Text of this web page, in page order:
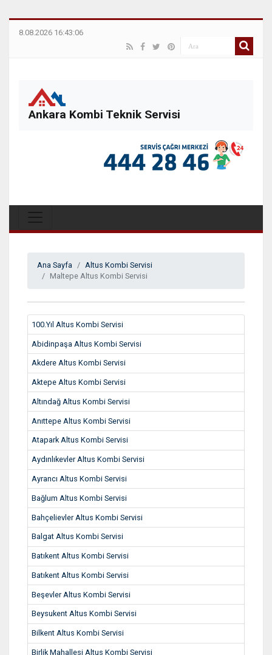
8.08.2026 16:43:06
Ankara Kombi Teknik Servisi
Ana Sayfa
Altus Kombi Servisi
Maltepe Altus Kombi Servisi
100.Yıl Altus Kombi Servisi
Abidinpaşa Altus Kombi Servisi
Akdere Altus Kombi Servisi
Aktepe Altus Kombi Servisi
Altındağ Altus Kombi Servisi
Anıttepe Altus Kombi Servisi
Atapark Altus Kombi Servisi
Aydınlıkevler Altus Kombi Servisi
Ayrancı Altus Kombi Servisi
Bağlum Altus Kombi Servisi
Bahçelievler Altus Kombi Servisi
Balgat Altus Kombi Servisi
Batıkent Altus Kombi Servisi
Batıkent Altus Kombi Servisi
Beşevler Altus Kombi Servisi
Beysukent Altus Kombi Servisi
Bilkent Altus Kombi Servisi
Birlik Mahallesi Altus Kombi Servisi